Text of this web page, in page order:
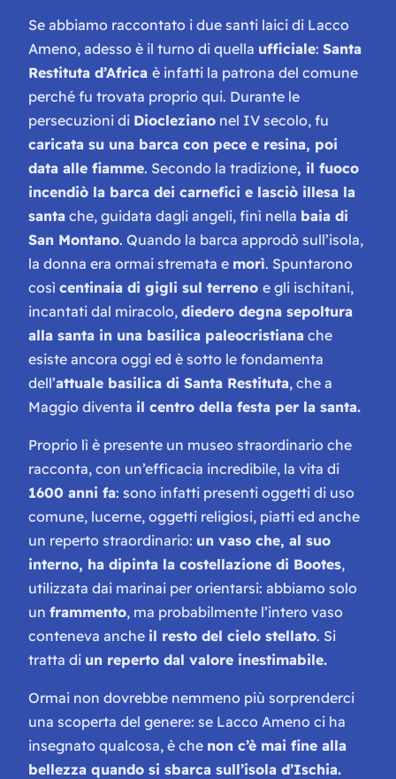
Se abbiamo raccontato i due santi laici di Lacco
Ameno, adesso è il turno di quella ufficiale: Santa
Restituta d’Africa è infatti la patrona del comune
perché fu trovata proprio qui. Durante le
persecuzioni di Diocleziano nel IV secolo, fu
caricata su una barca con pece e resina, poi
data alle fiamme. Secondo la tradizione, il fuoco
incendiò la barca dei carnefici e lasciò illesa la
santa che, guidata dagli angeli, finì nella baia di
San Montano. Quando la barca approdò sull’isola,
la donna era ormai stremata e morì. Spuntarono
così centinaia di gigli sul terreno e gli ischitani,
incantati dal miracolo, diedero degna sepoltura
alla santa in una basilica paleocristiana che
esiste ancora oggi ed è sotto le fondamenta
dell’attuale basilica di Santa Restituta, che a
Maggio diventa il centro della festa per la santa.
Proprio lì è presente un museo straordinario che
racconta, con un’efficacia incredibile, la vita di
1600 anni fa: sono infatti presenti oggetti di uso
comune, lucerne, oggetti religiosi, piatti ed anche
un reperto straordinario: un vaso che, al suo
interno, ha dipinta la costellazione di Bootes,
utilizzata dai marinai per orientarsi: abbiamo solo
un frammento, ma probabilmente l’intero vaso
conteneva anche il resto del cielo stellato. Si
tratta di un reperto dal valore inestimabile.
Ormai non dovrebbe nemmeno più sorprenderci
una scoperta del genere: se Lacco Ameno ci ha
insegnato qualcosa, è che non c’è mai fine alla
bellezza quando si sbarca sull’isola d’Ischia.